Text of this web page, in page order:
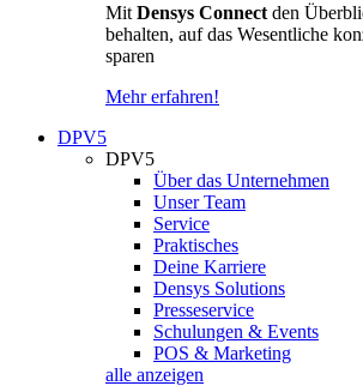
Mit Densys Connect den
behalten, auf das Wesentliche
sparen
Mehr erfahren!
DPV5
DPV5
Über das Unternehmen
Unser Team
Service
Praktisches
Deine Karriere
Densys Solutions
Presseservice
Schulungen & Events
POS & Marketing
alle anzeigen